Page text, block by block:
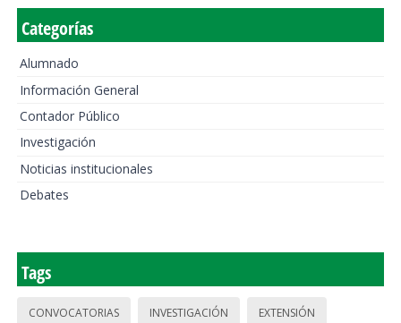
Categorías
Alumnado
Información General
Contador Público
Investigación
Noticias institucionales
Debates
Tags
CONVOCATORIAS INVESTIGACIÓN EXTENSIÓN